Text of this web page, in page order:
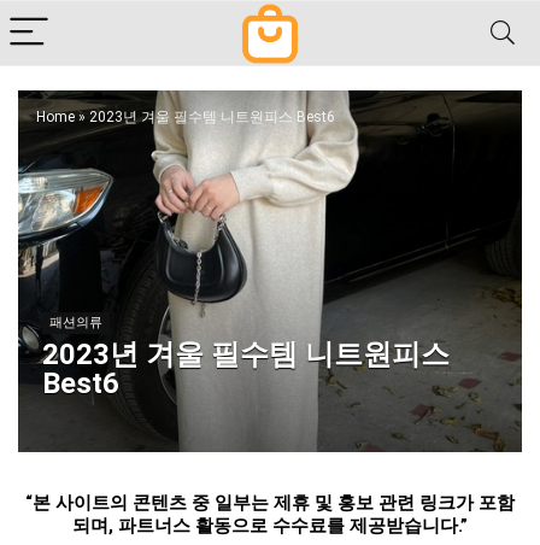
Home » 2023년 겨울 필수템 니트원피스 Best6
패션의류
2023년 겨울 필수템 니트원피스
Best6
“본 사이트의 콘텐츠 중 일부는 제휴 및 홍보 관련 링크가 포함
되며, 파트너스 활동으로 수수료를 제공받습니다.”